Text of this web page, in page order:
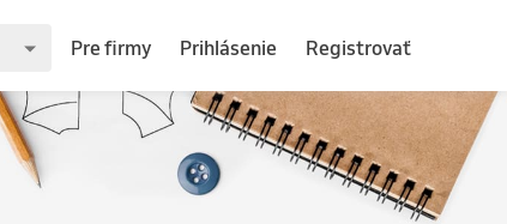
Pre firmy Prihlásenie Registrovať